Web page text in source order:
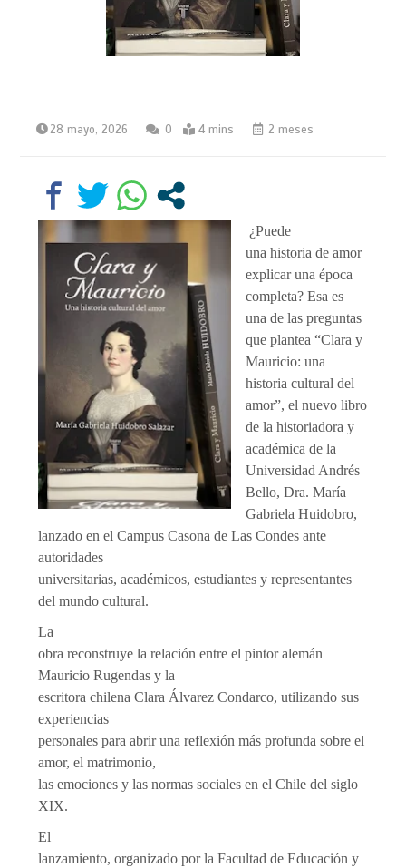
28 mayo, 2026 0 4 mins 2 meses
¿Puede
una historia de amor
explicar una época
completa? Esa es
una de las preguntas
que plantea “Clara y
Mauricio: una
historia cultural del
amor”, el nuevo libro
de la historiadora y
académica de la
Universidad Andrés
Bello, Dra. María
Gabriela Huidobro,
lanzado en el Campus Casona de Las Condes ante
autoridades
universitarias, académicos, estudiantes y representantes
del mundo cultural.
La
obra reconstruye la relación entre el pintor alemán
Mauricio Rugendas y la
escritora chilena Clara Álvarez Condarco, utilizando sus
experiencias
personales para abrir una reflexión más profunda sobre el
amor, el matrimonio,
las emociones y las normas sociales en el Chile del siglo
XIX.
El
lanzamiento, organizado por la Facultad de Educación y